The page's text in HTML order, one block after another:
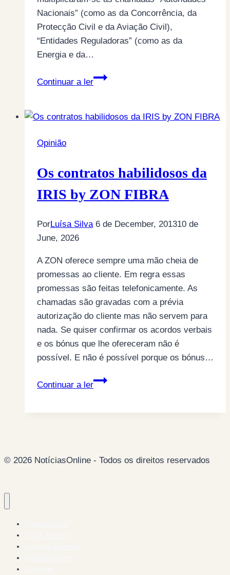
Nacionais” (como as da Concorrência, da
Protecção Civil e da Aviação Civil),
“Entidades Reguladoras” (como as da
Energia e da…
Continuar a ler
A
forma
Entidades
e
Institutos
Opinião
Os contratos habilidosos da
IRIS by ZON FIBRA
PorLuísa Silva 6 de December, 201310 de
June, 2026
A ZON oferece sempre uma mão cheia de
promessas ao cliente. Em regra essas
promessas são feitas telefonicamente. As
chamadas são gravadas com a prévia
autorização do cliente mas não servem para
nada. Se quiser confirmar os acordos verbais
e os bónus que lhe ofereceram não é
possível. E não é possível porque os bónus…
Continuar a ler
Os
ZON
© 2026 NotíciasOnline - Todos os direitos reservados